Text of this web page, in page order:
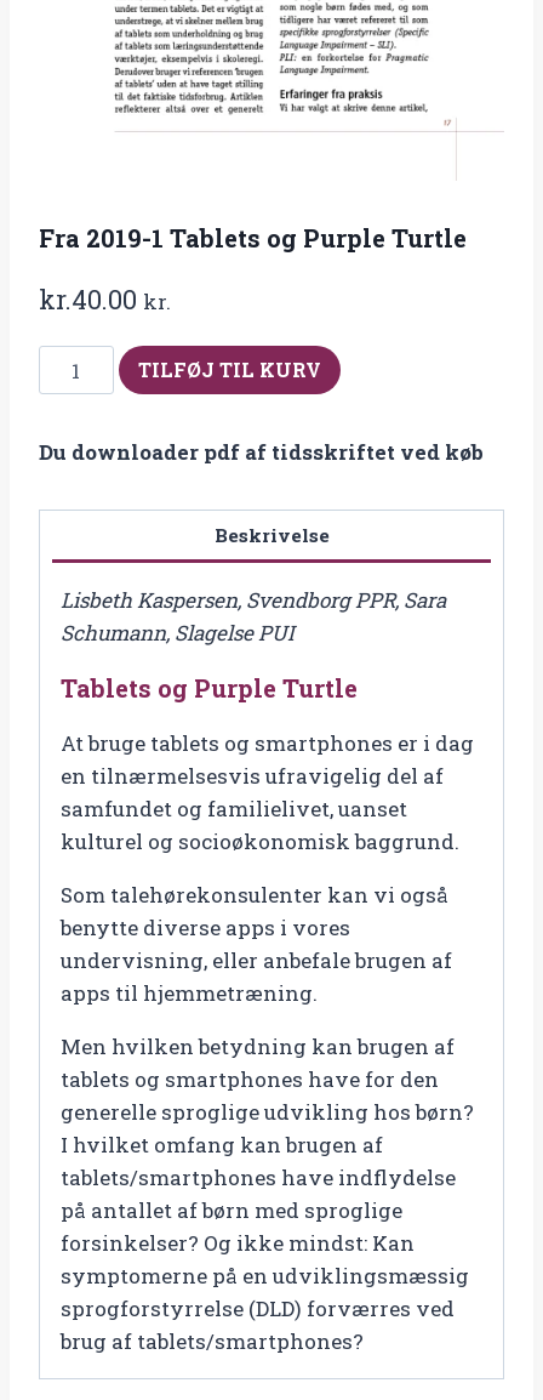
Fra 2019-1 Tablets og Purple Turtle
kr.40.00 kr.
2019-
Tablets
Turtle
antal
TILFØJ TIL KURV
Du downloader pdf af tidsskriftet ved køb
Beskrivelse
Lisbeth Kaspersen, Svendborg PPR, Sara
Schumann, Slagelse PUI
Tablets og Purple Turtle
At bruge tablets og smartphones er i dag
en tilnærmelsesvis ufravigelig del af
samfundet og familielivet, uanset
kulturel og socioøkonomisk baggrund.
Som talehørekonsulenter kan vi også
benytte diverse apps i vores
undervisning, eller anbefale brugen af
apps til hjemmetræning.
Men hvilken betydning kan brugen af
tablets og smartphones have for den
generelle sproglige udvikling hos børn?
I hvilket omfang kan brugen af
tablets/smartphones have indflydelse
på antallet af børn med sproglige
forsinkelser? Og ikke mindst: Kan
symptomerne på en udviklingsmæssig
sprogforstyrrelse (DLD) forværres ved
brug af tablets/smartphones?